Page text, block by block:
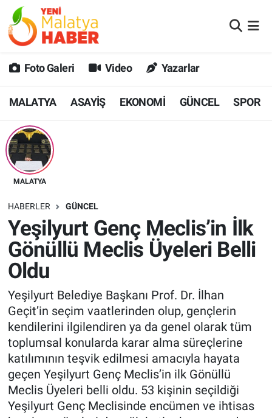
Foto Galeri Video Yazarlar
MALATYA ASAYİŞ EKONOMİ GÜNCEL SPOR
MALATYA
HABERLER GÜNCEL
Yeşilyurt Genç Meclis’in İlk
Gönüllü Meclis Üyeleri Belli
Oldu
Yeşilyurt Belediye Başkanı Prof. Dr. İlhan
Geçit’in seçim vaatlerinden olup, gençlerin
kendilerini ilgilendiren ya da genel olarak tüm
toplumsal konularda karar alma süreçlerine
katılımının teşvik edilmesi amacıyla hayata
geçen Yeşilyurt Genç Meclis’in ilk Gönüllü
Meclis Üyeleri belli oldu. 53 kişinin seçildiği
Yeşilyurt Genç Meclisinde encümen ve ihtisas
MALATYA
GÜNCEL
SPOR
SAĞLIK
DİĞER
EKONOMİ
Malatya Nöbetçi Eczaneler
MALATYA Namaz Vakitleri
Malatya Trafik Yoğunluk Haritası
Süper Lig Puan Durumu ve Fikstür
Tüm Manşetler
Son Dakika Haberleri
Haber Arşivi